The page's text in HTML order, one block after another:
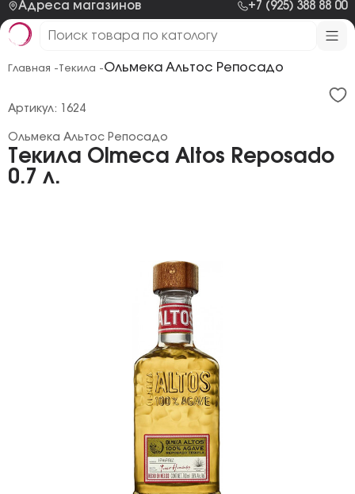
Адреса магазинов +7 (925) 388 88 00
Главная -Текила -Ольмека Альтос Репосадо
Текила Olmeca Altos Reposado
0.7 л.
Ольмека Альтос Репосадо
Артикул: 1624